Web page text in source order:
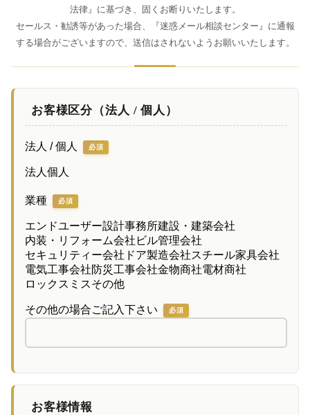
法律』に基づき、固くお断りいたします。
セールス・勧誘等があった場合、『迷惑メール相談センター』に通報
する場合がございますので、送信はされないようお願いいたします。
お客様区分（法人 / 個人）
法人 / 個人 必須
法人個人
業種 必須
エンドユーザー設計事務所建設・建築会社
内装・リフォーム会社 ビル管理会社
セキュリティー会社 ドア製造会社スチール家具会社
電気工事会社防災工事会社金物商社電材商社
ロックスミスその他
その他の場合ご記入下さい 必須
お客様情報